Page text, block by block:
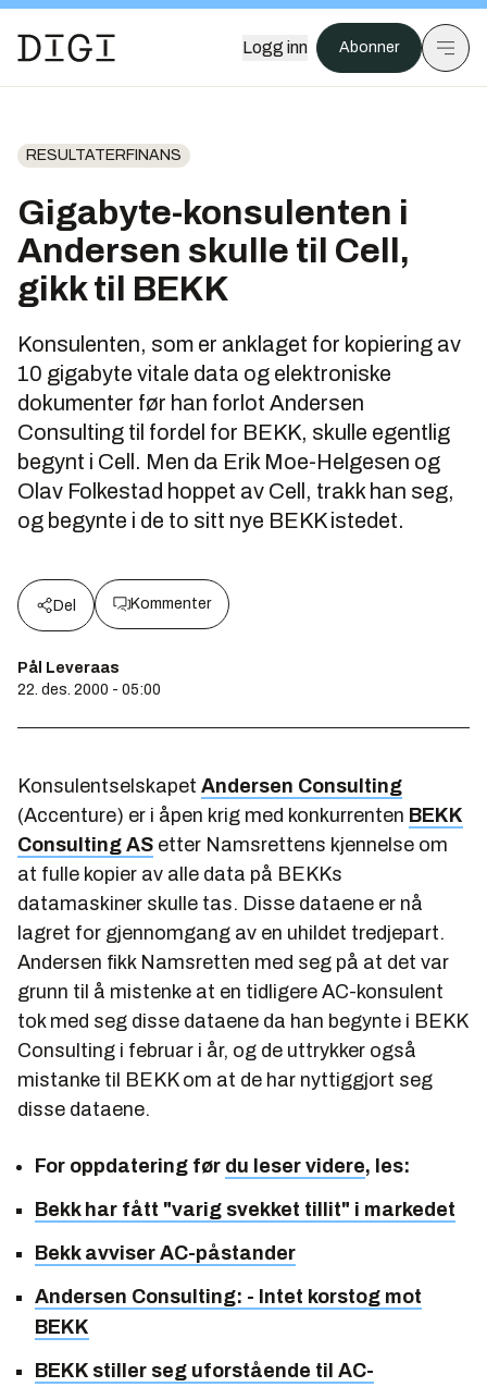
Logg inn Abonner
RESULTATERFINANS
Gigabyte-konsulenten i
Andersen skulle til Cell,
gikk til BEKK
Konsulenten, som er anklaget for kopiering av
10 gigabyte vitale data og elektroniske
dokumenter før han forlot Andersen
Consulting til fordel for BEKK, skulle egentlig
begynt i Cell. Men da Erik Moe-Helgesen og
Olav Folkestad hoppet av Cell, trakk han seg,
og begynte i de to sitt nye BEKK istedet.
Del Kommenter
Pål Leveraas
22. des. 2000 - 05:00
Konsulentselskapet Andersen Consulting
(Accenture) er i åpen krig med konkurrenten BEKK
Consulting AS etter Namsrettens kjennelse om
at fulle kopier av alle data på BEKKs
datamaskiner skulle tas. Disse dataene er nå
lagret for gjennomgang av en uhildet tredjepart.
Andersen fikk Namsretten med seg på at det var
grunn til å mistenke at en tidligere AC-konsulent
tok med seg disse dataene da han begynte i BEKK
Consulting i februar i år, og de uttrykker også
mistanke til BEKK om at de har nyttiggjort seg
disse dataene.
For oppdatering før du leser videre, les:
Bekk har fått "varig svekket tillit" i markedet
Bekk avviser AC-påstander
Andersen Consulting: - Intet korstog mot
BEKK
BEKK stiller seg uforstående til AC-